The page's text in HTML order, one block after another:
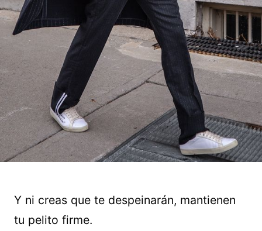
Y ni creas que te despeinarán, mantienen
tu pelito firme.